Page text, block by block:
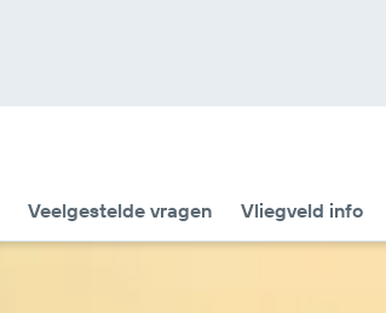
Veelgestelde vragen Vliegveld info